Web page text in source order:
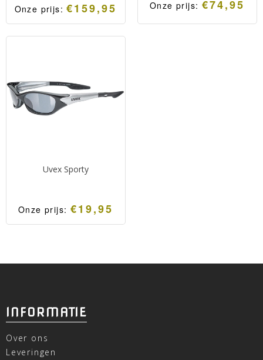
Onze prijs:€159,95 Onze prijs: €74,95
Uvex Sporty
Onze prijs: €19,95
INFORMATIE
Over ons
Leveringen